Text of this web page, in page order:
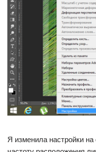
Я изменила настройки